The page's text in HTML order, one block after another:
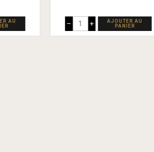
AU
– +
AJOUTER AU
PANIER